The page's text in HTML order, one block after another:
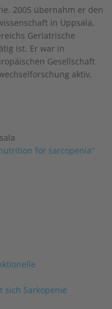
2005 übernahm er den
in Uppsala,
Geriatrische
ist. Er war in
Gesellschaft
aktiv,
for sarcopenia“
sich Sarkopenie